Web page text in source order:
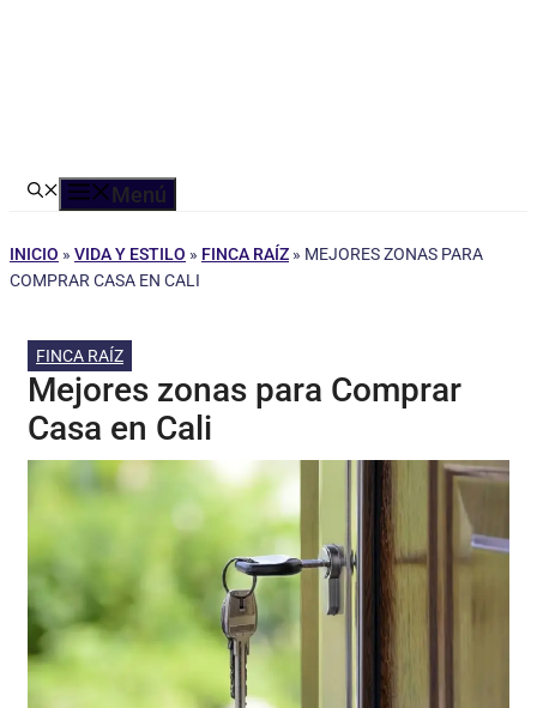
Menú
INICIO » VIDA Y ESTILO » FINCA RAÍZ » MEJORES ZONAS PARA
COMPRAR CASA EN CALI
FINCA RAÍZ
Mejores zonas para Comprar
Casa en Cali